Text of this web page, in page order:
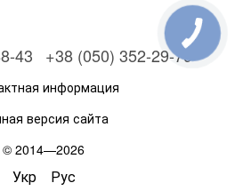
43 +38 (050) 352-29-79
информация
версия сайта
© 2014—2026
Укр Рус